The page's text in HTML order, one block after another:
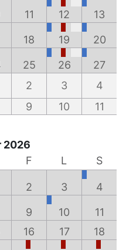
11 12 13
18 19 20
25 26 27
2 3
4
9 10 11
2026
F L
S
2 3 4
9 10
11
16 17 18